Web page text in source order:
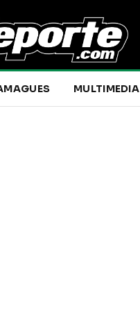
MULTIMEDIA